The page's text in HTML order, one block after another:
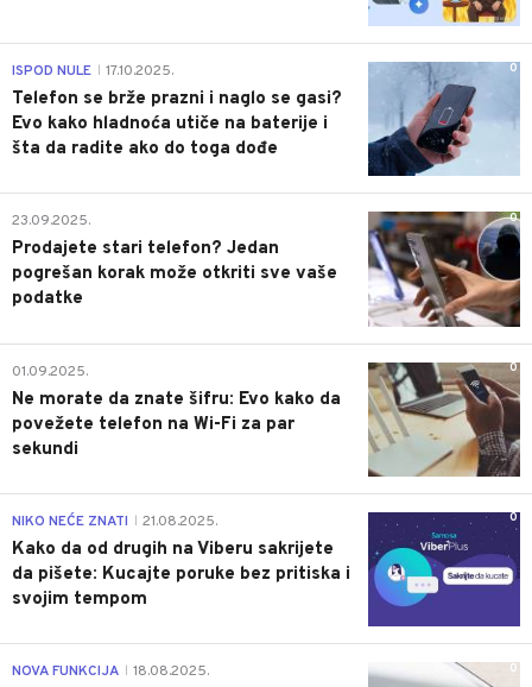
0
ISPOD NULE 17.10.2025.
Telefon se brže prazni i naglo se gasi?
Evo kako hladnoća utiče na baterije i
šta da radite ako do toga dođe
0
23.09.2025.
Prodajete stari telefon? Jedan
pogrešan korak može otkriti sve vaše
podatke
0
01.09.2025.
Ne morate da znate šifru: Evo kako da
povežete telefon na Wi-Fi za par
sekundi
0
NIKO NEĆE ZNATI 21.08.2025.
Kako da od drugih na Viberu sakrijete
da pišete: Kucajte poruke bez pritiska i
svojim tempom
0
NOVA FUNKCIJA 18.08.2025.